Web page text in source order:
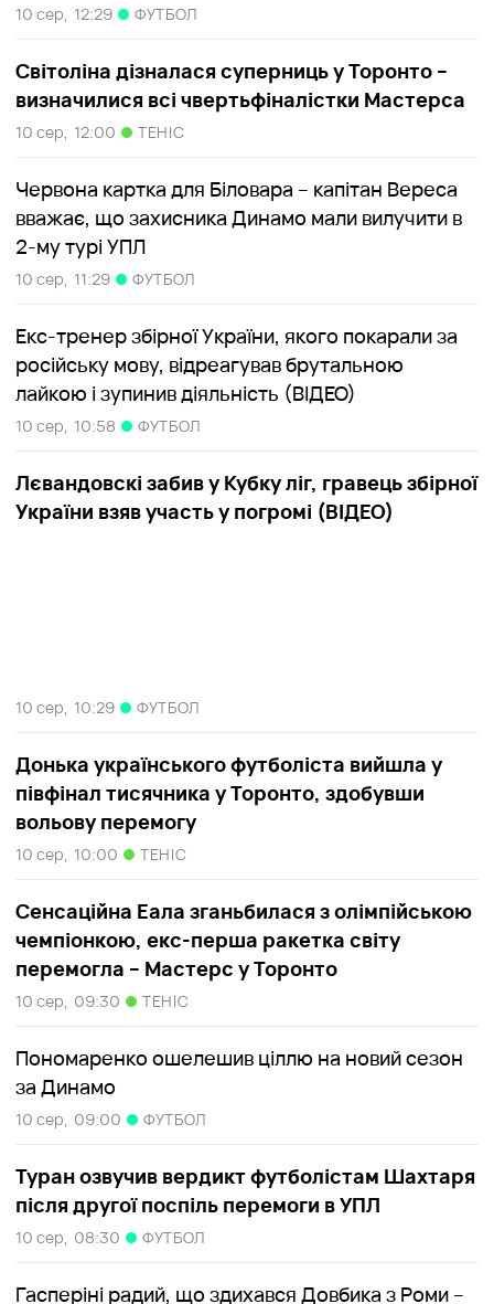
10 сер, 12:29 ФУТБОЛ
Світоліна дізналася суперниць у Торонто –
визначилися всі чвертьфіналістки Мастерса
10 сер, 12:00 ТЕНІС
Червона картка для Біловара – капітан Вереса
вважає, що захисника Динамо мали вилучити в
2-му турі УПЛ
10 сер, 11:29 ФУТБОЛ
Екс-тренер збірної України, якого покарали за
російську мову, відреагував брутальною
лайкою і зупинив діяльність (ВІДЕО)
10 сер, 10:58 ФУТБОЛ
Лєвандовскі забив у Кубку ліг, гравець збірної
України взяв участь у погромі (ВІДЕО)
10 сер, 10:29 ФУТБОЛ
Донька українського футболіста вийшла у
півфінал тисячника у Торонто, здобувши
вольову перемогу
10 сер, 10:00 ТЕНІС
Сенсаційна Еала зганьбилася з олімпійською
чемпіонкою, екс-перша ракетка світу
перемогла – Мастерс у Торонто
10 сер, 09:30 ТЕНІС
Пономаренко ошелешив ціллю на новий сезон
за Динамо
10 сер, 09:00 ФУТБОЛ
Туран озвучив вердикт футболістам Шахтаря
після другої поспіль перемоги в УПЛ
10 сер, 08:30 ФУТБОЛ
Гасперіні радий, що здихався Довбика з Роми –